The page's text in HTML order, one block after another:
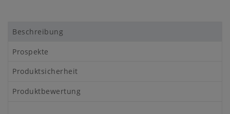
Beschreibung
Prospekte
Produktsicherheit
Produktbewertung